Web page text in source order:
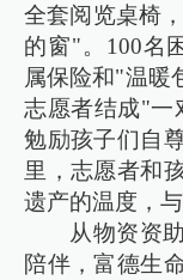
全套阅览桌椅
的窗"。100名
属保险和"温暖
志愿者结成"一
勉励孩子们自
里，志愿者和
遗产的温度，
从物资资
陪伴，富德生